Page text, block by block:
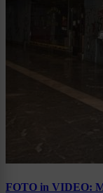
FOTO in VIDEO: